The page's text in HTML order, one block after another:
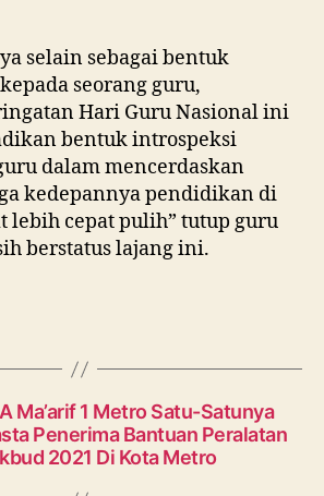
selain sebagai bentuk
seorang guru,
Hari Guru Nasional ini
bentuk introspeksi
dalam mencerdaskan
kedepannya pendidikan di
lebih cepat pulih” tutup guru
berstatus lajang ini.
Ma’arif 1 Metro Satu-Satunya
Penerima Bantuan Peralatan
2021 Di Kota Metro